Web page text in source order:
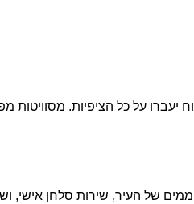
על כל הציפיות. מסוויטות
של העיר, שירות סלחן אישי,